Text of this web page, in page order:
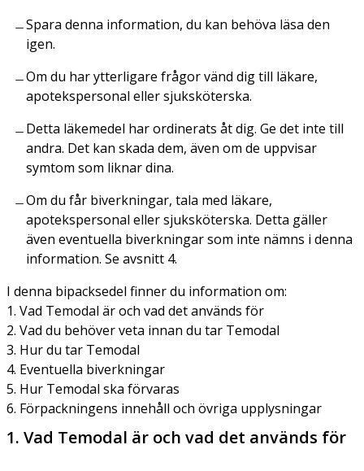
Spara denna information, du kan behöva läsa den
igen.
Om du har ytterligare frågor vänd dig till läkare,
apotekspersonal eller sjuksköterska.
Detta läkemedel har ordinerats åt dig. Ge det inte till
andra. Det kan skada dem, även om de uppvisar
symtom som liknar dina.
Om du får biverkningar, tala med läkare,
apotekspersonal eller sjuksköterska. Detta gäller
även eventuella biverkningar som inte nämns i denna
information. Se avsnitt 4.
I denna bipacksedel finner du information om:
1. Vad Temodal är och vad det används för
2. Vad du behöver veta innan du tar Temodal
3. Hur du tar Temodal
4. Eventuella biverkningar
5. Hur Temodal ska förvaras
6. Förpackningens innehåll och övriga upplysningar
1. Vad Temodal är och vad det används för